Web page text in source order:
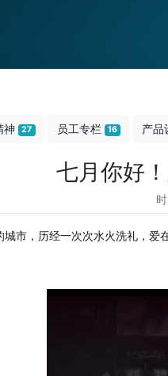
神 27 员工专栏 16 产品
七月你好
市，历经一次次水火洗礼，爱